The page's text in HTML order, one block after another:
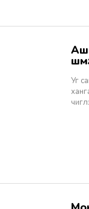
Ашигт малтмалын тухай хуулийн төсөлд өгөх санал, шүүмж - Хуулийн
Уг